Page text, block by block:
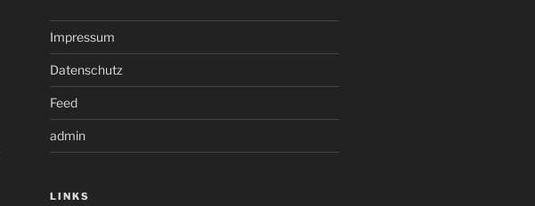
Impressum
Datenschutz
Feed
admin
LINKS